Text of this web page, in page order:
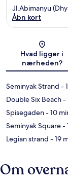
Jl.Abimanyu
Åbn kort
Hvad ligger i
nærheden?
Seminyak Strand -
Double Six Beach-
Spisegaden- 10
Seminyak Square-
Legian strand - 19
Om